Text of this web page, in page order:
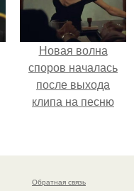
Новая волна
споров началась
после выхода
клипа на песню
Обратная связь